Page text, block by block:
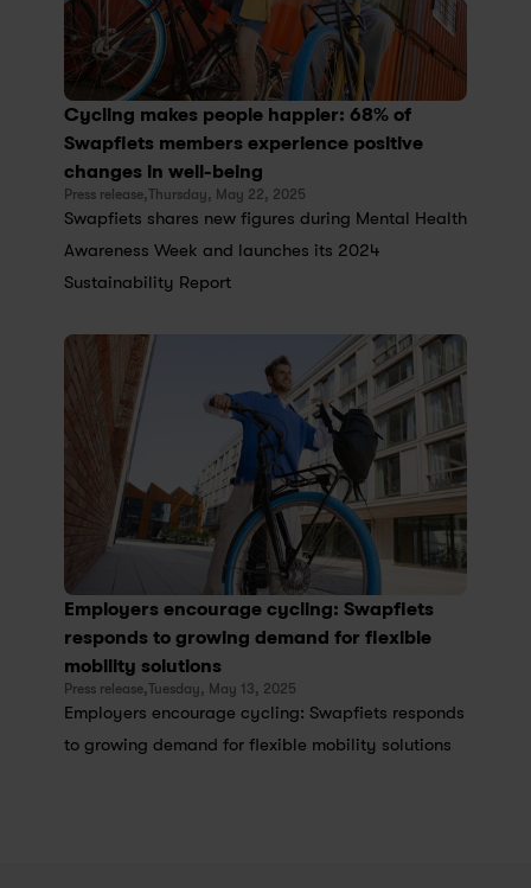
Cycling makes people happier: 68% of
Swapfiets members experience positive
changes in well-being
Press release,Thursday, May 22, 2025
Swapfiets shares new figures during Mental Health
Awareness Week and launches its 2024
Sustainability Report
Employers encourage cycling: Swapfiets
responds to growing demand for flexible
mobility solutions
Press release,Tuesday, May 13, 2025
Employers encourage cycling: Swapfiets responds
to growing demand for flexible mobility solutions